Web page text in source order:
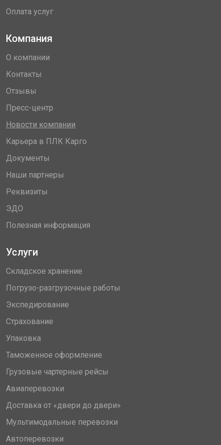
Оплата услуг
Компания
О компании
Контакты
Отзывы
Пресс-центр
Новости компании
Карьера в ПЛК Карго
Документы
Наши партнеры
Реквизиты
ЭДО
Полезная информация
Услуги
Складское хранение
Погрузо-разгрузочные работы
Экспедирование
Страхование
Упаковка
Таможенное оформление
Грузовые чартерные рейсы
Авиаперевозки
Доставка от «двери до двери»
Мультимодальные перевозки
Автоперевозки